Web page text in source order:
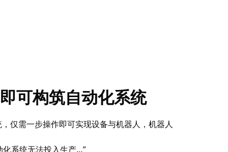
可构筑自动化系统
仅需一步操作即可实现设备与机器人，机器人
化系统无法投入生产…”